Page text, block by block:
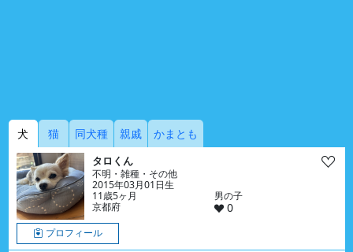
犬 猫 同犬種 親戚 かまとも
タロくん
不明・雑種・その他
2015年03月01日生
11歳5ヶ月
男の子
京都府
0
プロフィール